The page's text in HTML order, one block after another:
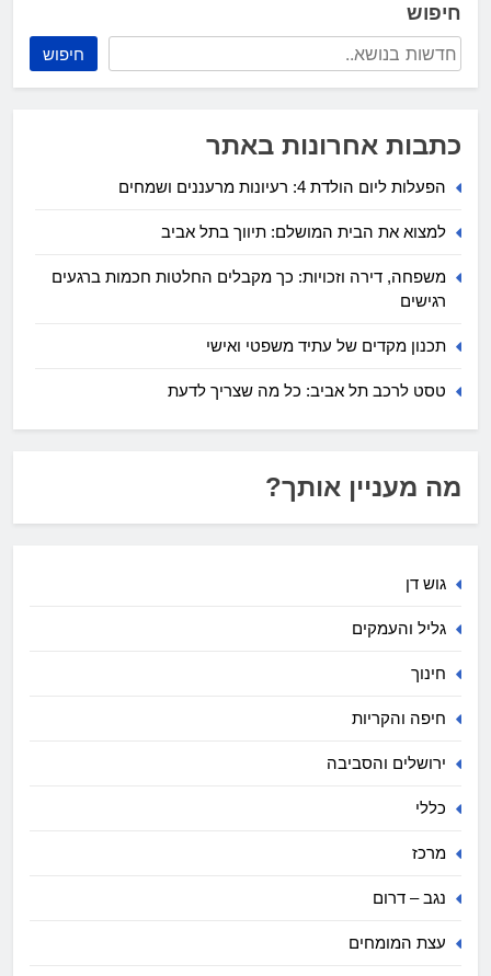
חיפוש
חיפוש
כתבות אחרונות באתר
הפעלות ליום הולדת 4: רעיונות מרעננים ושמחים
למצוא את הבית המושלם: תיווך בתל אביב
משפחה, דירה וזכויות: כך מקבלים החלטות חכמות ברגעים
רגישים
תכנון מקדים של עתיד משפטי ואישי
טסט לרכב תל אביב: כל מה שצריך לדעת
מה מעניין אותך?
גוש דן
גליל והעמקים
חינוך
חיפה והקריות
ירושלים והסביבה
כללי
מרכז
נגב – דרום
עצת המומחים